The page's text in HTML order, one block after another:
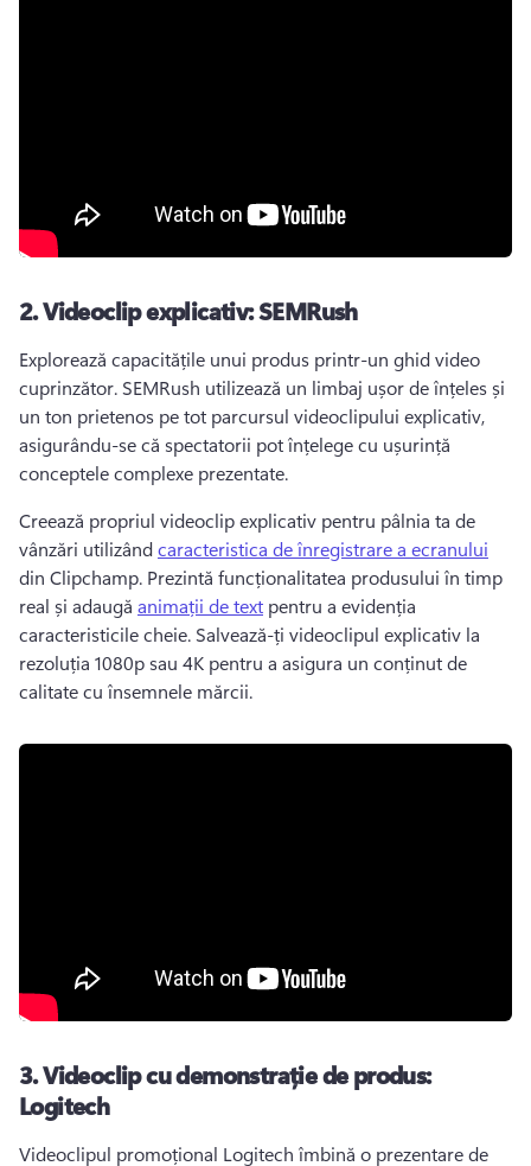
2.Videoclip explicativ: SEMRush
Explorează capacitățile unui produs printr-un ghid video
cuprinzător. SEMRush utilizează un limbaj ușor de înțeles și
un ton prietenos pe tot parcursul videoclipului explicativ,
asigurându-se că spectatorii pot înțelege cu ușurință
conceptele complexe prezentate.
Creează propriul videoclip explicativ pentru pâlnia ta de
vânzări utilizând caracteristica de înregistrare a ecranului
din Clipchamp. Prezintă funcționalitatea produsului în timp
real și adaugă animații de text pentru a evidenția
caracteristicile cheie. Salvează-ți videoclipul explicativ la
rezoluția 1080p sau 4K pentru a asigura un conținut de
calitate cu însemnele mărcii.
3.Videoclip cu demonstrație de produs:
Logitech
Videoclipul promoțional Logitech îmbină o prezentare de